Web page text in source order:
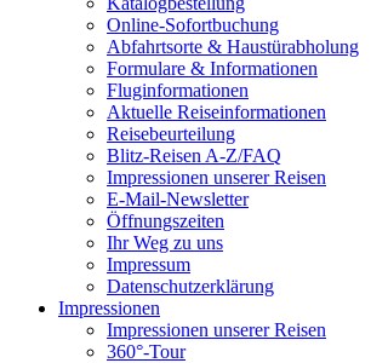
Online-Sofortbuchung
Abfahrtsorte & Haustürabholung
Formulare & Informationen
Fluginformationen
Aktuelle Reiseinformationen
Reisebeurteilung
Blitz-Reisen A-Z/FAQ
Impressionen unserer Reisen
E-Mail-Newsletter
Öffnungszeiten
Ihr Weg zu uns
Impressum
Datenschutzerklärung
Impressionen
Impressionen unserer Reisen
360°-Tour